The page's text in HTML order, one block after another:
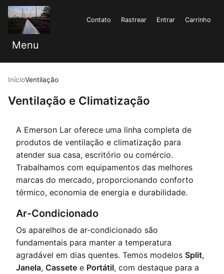
Contato Rastrear Entrar Carrinho
Menu
InícioVentilação
Ventilação e Climatização
A Emerson Lar oferece uma linha completa de
produtos de ventilação e climatização para
atender sua casa, escritório ou comércio.
Trabalhamos com equipamentos das melhores
marcas do mercado, proporcionando conforto
térmico, economia de energia e durabilidade.
Ar-Condicionado
Os aparelhos de ar-condicionado são
fundamentais para manter a temperatura
agradável em dias quentes. Temos modelos Split,
Janela, Cassete e Portátil, com destaque para a